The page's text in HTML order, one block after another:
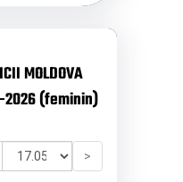
MOLDOVA
2026 (feminin)
>